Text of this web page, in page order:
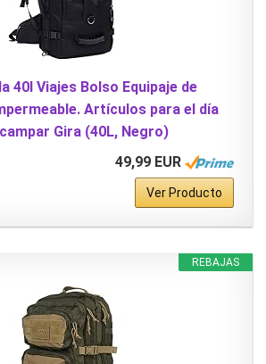
40l Viajes Bolso Equipaje de
Artículos para el día
Gira (40L, Negro)
49,99 EUR
Ver Producto
REBAJAS